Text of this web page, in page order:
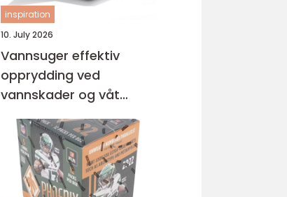
inspiration
10. July 2026
Vannsuger effektiv
opprydding ved
vannskader og våt
rengjøring